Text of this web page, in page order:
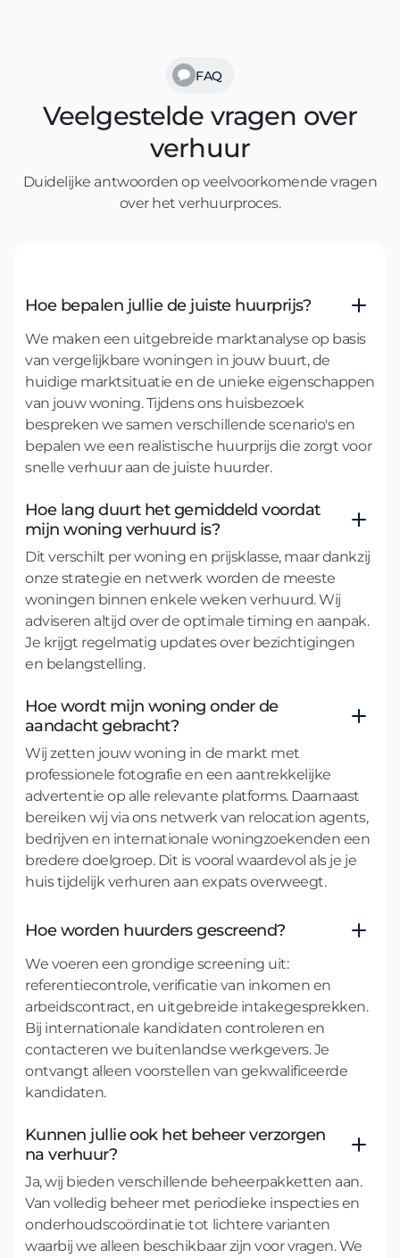
FAQ
Veelgestelde vragen over
verhuur
Duidelijke antwoorden op veelvoorkomende vragen
over het verhuurproces.
Hoe bepalen jullie de juiste huurprijs?
We maken een uitgebreide marktanalyse op basis
van vergelijkbare woningen in jouw buurt, de
huidige marktsituatie en de unieke eigenschappen
van jouw woning. Tijdens ons huisbezoek
bespreken we samen verschillende scenario's en
bepalen we een realistische huurprijs die zorgt voor
snelle verhuur aan de juiste huurder.
Hoe lang duurt het gemiddeld voordat
mijn woning verhuurd is?
Dit verschilt per woning en prijsklasse, maar dankzij
onze strategie en netwerk worden de meeste
woningen binnen enkele weken verhuurd. Wij
adviseren altijd over de optimale timing en aanpak.
Je krijgt regelmatig updates over bezichtigingen
en belangstelling.
Hoe wordt mijn woning onder de
aandacht gebracht?
Wij zetten jouw woning in de markt met
professionele fotografie en een aantrekkelijke
advertentie op alle relevante platforms. Daarnaast
bereiken wij via ons netwerk van relocation agents,
bedrijven en internationale woningzoekenden een
bredere doelgroep. Dit is vooral waardevol als je je
huis tijdelijk verhuren aan expats overweegt.
Hoe worden huurders gescreend?
We voeren een grondige screening uit:
referentiecontrole, verificatie van inkomen en
arbeidscontract, en uitgebreide intakegesprekken.
Bij internationale kandidaten controleren en
contacteren we buitenlandse werkgevers. Je
ontvangt alleen voorstellen van gekwalificeerde
kandidaten.
Kunnen jullie ook het beheer verzorgen
na verhuur?
Ja, wij bieden verschillende beheerpakketten aan.
Van volledig beheer met periodieke inspecties en
onderhoudscoördinatie tot lichtere varianten
waarbij we alleen beschikbaar zijn voor vragen. We